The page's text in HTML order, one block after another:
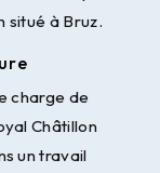
situé à Bruz.
charge de
Châtillon
un travail